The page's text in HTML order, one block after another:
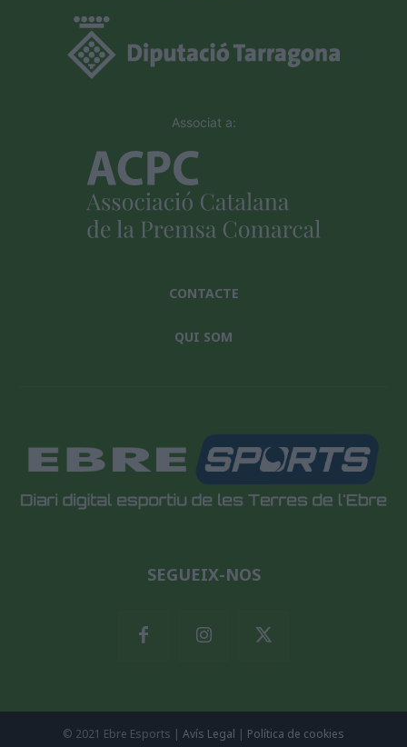
Associat a:
CONTACTE
QUI SOM
SEGUEIX-NOS
© 2021 Ebre Esports | Avís Legal | Política de cookies